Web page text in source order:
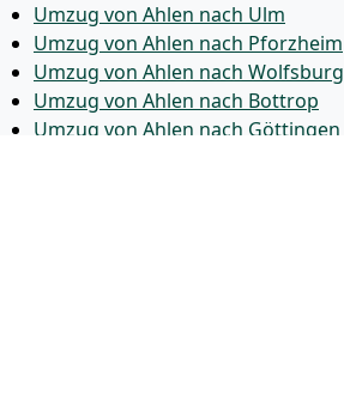
Umzug von Ahlen nach Ulm
Umzug von Ahlen nach Pforzheim
Umzug von Ahlen nach Wolfsburg
Umzug von Ahlen nach Bottrop
Umzug von Ahlen nach Göttingen